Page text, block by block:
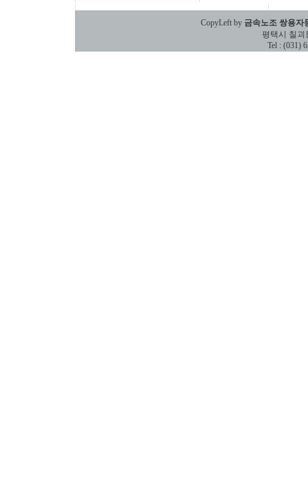
CopyLeft by 금속노조 쌍용자
평택시 칠괴동
Tel : (031)